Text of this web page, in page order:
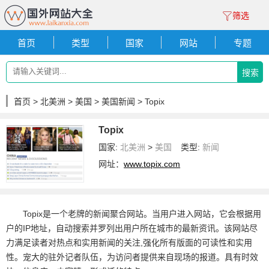
筛选
首页 类型 国家 网站 专题
搜索
首页 > 北美洲 > 美国 > 美国新闻 > Topix
Topix
国家: 北美洲 > 美国 类型: 新闻
网址：www.topix.com
Topix是一个老牌的新闻聚合网站。当用户进入网站，它会根据用
户的IP地址，自动搜索并罗列出用户所在城市的最新资讯。该网站尽
力满足读者对热点和实用新闻的关注,强化所有版面的可读性和实用
性。宠大的驻外记者队伍，为访问者提供来自现场的报道。具有时效